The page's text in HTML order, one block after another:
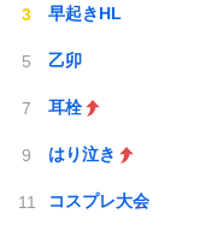
早起きHL
乙卯
耳栓
はり泣き
コスプレ大会